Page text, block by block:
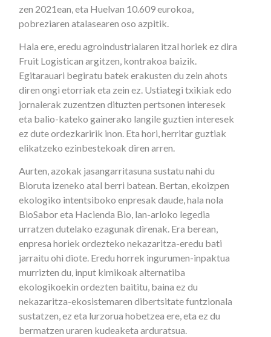
zen 2021ean, eta Huelvan 10.609 eurokoa,
pobreziaren atalasearen oso azpitik.
Hala ere, eredu agroindustrialaren itzal horiek ez dira
Fruit Logistican argitzen, kontrakoa baizik.
Egitarauari begiratu batek erakusten du zein ahots
diren ongi etorriak eta zein ez. Ustiategi txikiak edo
jornalerak zuzentzen dituzten pertsonen interesek
eta balio-kateko gainerako langile guztien interesek
ez dute ordezkaririk inon. Eta hori, herritar guztiak
elikatzeko ezinbestekoak diren arren.
Aurten, azokak jasangarritasuna sustatu nahi du
Bioruta izeneko atal berri batean. Bertan, ekoizpen
ekologiko intentsiboko enpresak daude, hala nola
BioSabor eta Hacienda Bio, lan-arloko legedia
urratzen dutelako ezagunak direnak. Era berean,
enpresa horiek ordezteko nekazaritza-eredu bati
jarraitu ohi diote. Eredu horrek ingurumen-inpaktua
murrizten du, input kimikoak alternatiba
ekologikoekin ordezten baititu, baina ez du
nekazaritza-ekosistemaren dibertsitate funtzionala
sustatzen, ez eta lurzorua hobetzea ere, eta ez du
bermatzen uraren kudeaketa arduratsua.